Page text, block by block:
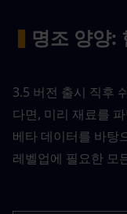
▍ 명조 양양:
3.5 버전 출시 직후
다면, 미리 재료를
베타 데이터를 바탕
레벨업에 필요한 모